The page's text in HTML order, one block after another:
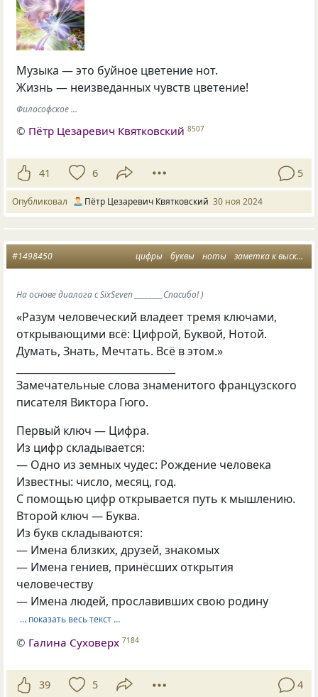
Музыка — это буйное цветение нот.
Жизнь — неизведанных чувств цветение!
Философское ...
© Пётр Цезаревич Квятковский 8507
41 6 5
Опубликовал Пётр Цезаревич Квятковский 30 ноя 2024
цифры буквы ноты заметка к высказыванию
#1498450
На основе диалога с SixSeven ________Спасибо! )
«Разум человеческий владеет тремя ключами,
открывающими всё: Цифрой, Буквой, Нотой.
Думать, Знать, Мечтать. Всё в этом.»
Замечательные слова знаменитого французского
писателя Виктора Гюго.
Первый ключ — Цифра.
Из цифр складывается:
— Одно из земных чудес: Рождение человека
Известны: число, месяц, год.
С помощью цифр открывается путь к мышлению.
Второй ключ — Буква.
Из букв складываются:
— Имена близких, друзей, знакомых
— Имена гениев, принёсших открытия
человечеству
— Имена людей, прославивших свою родину
… показать весь текст …
© Галина Суховерх 7184
39 5 4